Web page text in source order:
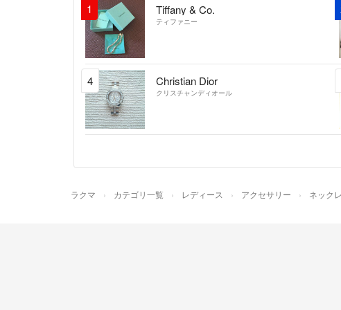
1 Tiffany & Co.
ティファニー
4 Christian Dior
クリスチャンディオール
ラクマ カテゴリ一覧 レディース アクセサリー ネック